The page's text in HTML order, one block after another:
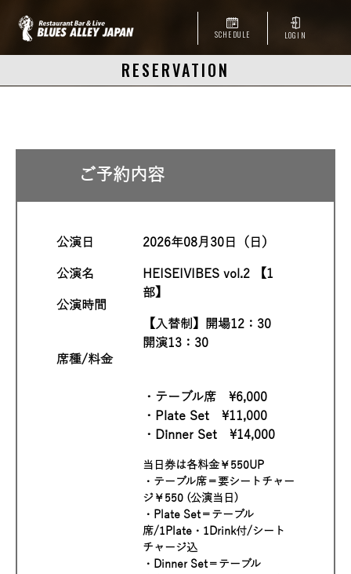
SCHEDULE LOGIN
RESERVATION
ご予約内容
公演日
公演名
公演時間
席種/料金
2026年08月30日（日）
HEISEIVIBES vol.2 【1
部】
【入替制】開場12：30
開演13：30
・テーブル席 ¥6,000
・Plate Set ¥11,000
・Dinner Set ¥14,000
当日券は各料金￥550UP
・テーブル席＝要シートチャー
ジ￥550 (公演当日)
・Plate Set＝テーブル
席/1Plate・1Drink付/シート
チャージ込
・Dinner Set＝テーブル